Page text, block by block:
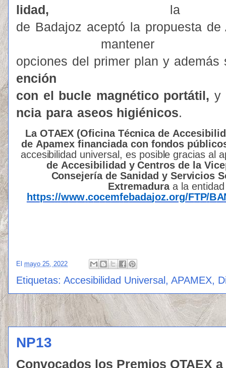
lidad,
la
de Badajoz aceptó la propuesta de
mantener
opciones del primer plan y además
ención
con el bucle magnético portátil, y
ncia para aseos higiénicos.
La OTAEX (OficinaTécnica de Accesibi id
de Apamex financiada con fondos pú bl ico
accesibilidad universal , es posible gracias al a
de Accesibi idad y Centros de laVice
Consejería deSanidad y ServiciosS
Extremad ura a la entidad
https://www.cocemfebadajoz.org/FTP/BA
El mayo 25, 2022
Etiquetas: Accesibilidad Universal , APAMEX,
NP13
Convocados los Premios OTAEX